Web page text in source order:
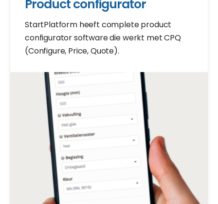
Product configurator
StartPlatform heeft complete product
configurator software die werkt met CPQ
(Configure, Price, Quote).